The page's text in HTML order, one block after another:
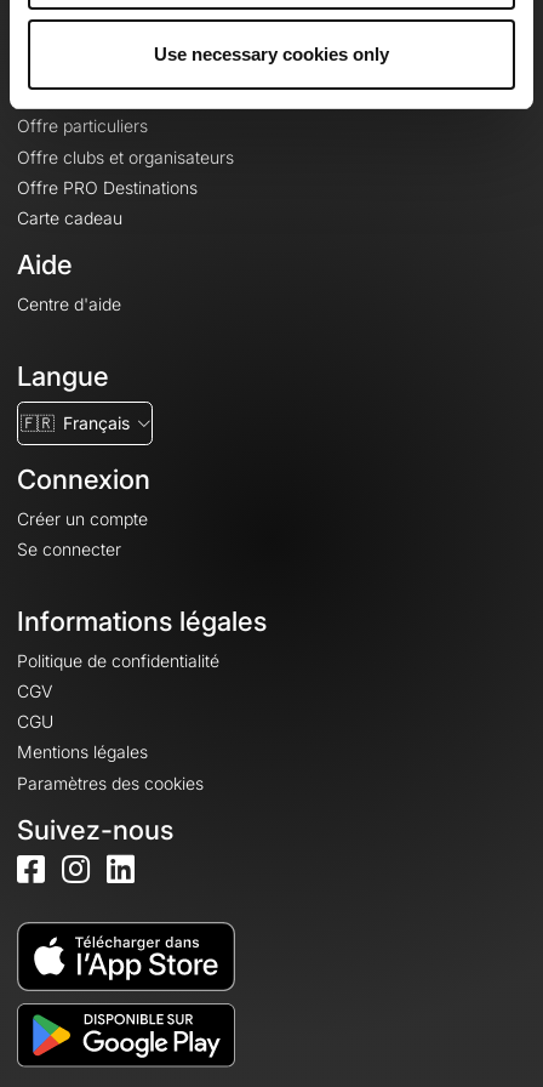
Use necessary cookies only
Offres
Fonds de cartes topographiques
Fonctionnalités
Offre particuliers
Offre clubs et organisateurs
Offre PRO Destinations
Carte cadeau
Aide
Centre d'aide
Langue
🇫🇷 Français
Connexion
Créer un compte
Se connecter
Informations légales
Politique de confidentialité
CGV
CGU
Mentions légales
Paramètres des cookies
Suivez-nous